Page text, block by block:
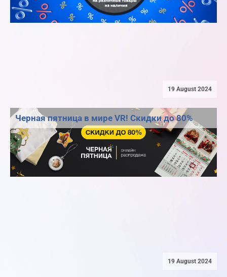
19 August 2024
Черная пятница в мире VR! Скидки до 80%
19 August 2024